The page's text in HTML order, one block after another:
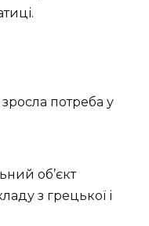
потреба у
об’єкт
з грецької і